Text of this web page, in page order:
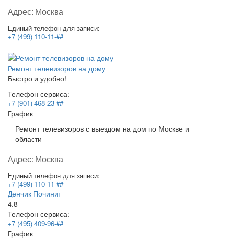
Адрес: Москва
Единый телефон для записи:
+7 (499) 110-11-##
Ремонт телевизоров на дому
Быстро и удобно!
Телефон сервиса:
+7 (901) 468-23-##
График
Ремонт телевизоров с выездом на дом по Москве и
области
Адрес: Москва
Единый телефон для записи:
+7 (499) 110-11-##
Денчик Починит
4.8
Телефон сервиса:
+7 (495) 409-96-##
График